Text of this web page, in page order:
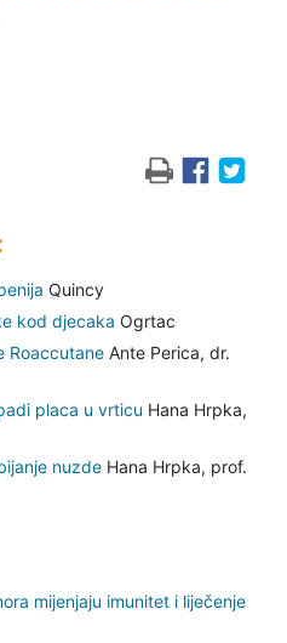
Quincy
kod djecaka Ogrtac
Roaccutane Ante Perica, dr.
placa u vrticu Hana Hrpka,
nuzde Hana Hrpka, prof.
mijenjaju imunitet i liječenje